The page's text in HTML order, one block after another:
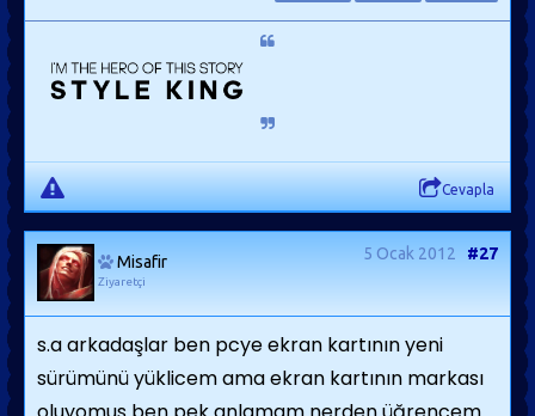
Cevapla
Misafir
Ziyaretçi
5 Ocak 2012 #27
s.a arkadaşlar ben pcye ekran kartının yeni
sürümünü yüklicem ama ekran kartının markası